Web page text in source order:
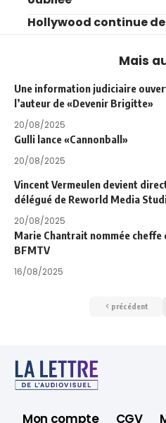
Hollywood continue
Mais
Une information judiciaire
l’auteur de «Devenir Brigitte»
20/08/2025
Gulli lance «Cannonball»
20/08/2025
Vincent Vermeulen devient
délégué de Reworld Media
20/08/2025
Marie Chantrait nommée
BFMTV
16/08/2025
précédent
Mon compte CGV